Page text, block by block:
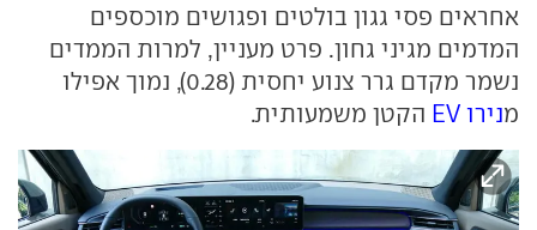
אחראים פסי גגון בולטים ופגושים מוכספים
המדמים מגיני גחון. פרט מעניין, למרות הממדים
נשמר מקדם גרר צנוע יחסית (0.28), נמוך אפילו
מנירו EV הקטן משמעותית.